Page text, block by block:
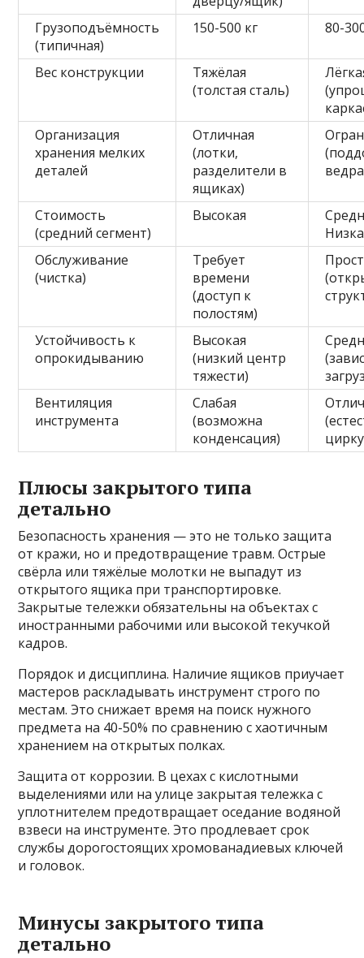
Грузоподъёмность
(типичная)
150-500 кг 80-
Вес конструкции
Тяжёлая
(толстая сталь)
Организация
хранения мелких
деталей
Отличная
(лотки,
разделители в
ящиках)
Стоимость
(средний сегмент)
Высокая
Обслуживание
(чистка)
Требует
времени
(доступ к
полостям)
Устойчивость к
опрокидыванию
Высокая
(низкий центр
тяжести)
Вентиляция
инструмента
Слабая
(возможна
конденсация)
Плюсы закрытого типа
детально
Безопасность хранения — это не только защита
от кражи, но и предотвращение травм. Острые
свёрла или тяжёлые молотки не выпадут из
открытого ящика при транспортировке.
Закрытые тележки обязательны на объектах с
иностранными рабочими или высокой текучкой
кадров.
Порядок и дисциплина. Наличие ящиков приучает
мастеров раскладывать инструмент строго по
местам. Это снижает время на поиск нужного
предмета на 40-50% по сравнению с хаотичным
хранением на открытых полках.
Защита от коррозии. В цехах с кислотными
выделениями или на улице закрытая тележка с
уплотнителем предотвращает оседание водяной
взвеси на инструменте. Это продлевает срок
службы дорогостоящих хромованадиевых ключей
и головок.
Минусы закрытого типа
детально